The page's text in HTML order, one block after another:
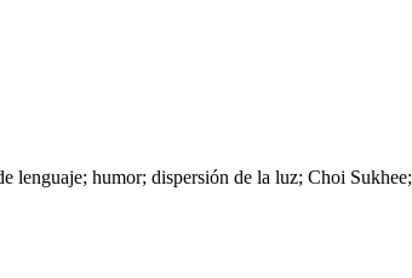
lenguaje; humor; dispersión de la luz; Choi Sukhee;